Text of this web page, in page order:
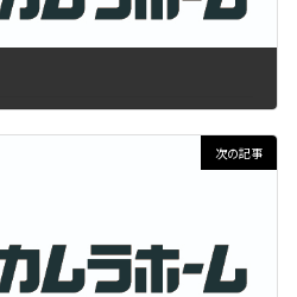
次の記事